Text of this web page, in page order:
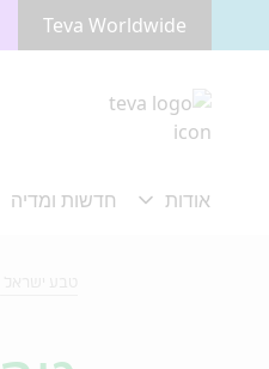
מעבר לתוכן המרכזי
Teva Worldwide